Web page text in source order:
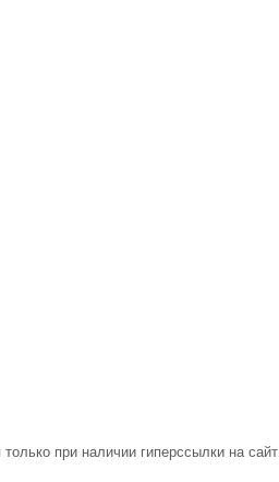
при наличии гиперссылки на сайт